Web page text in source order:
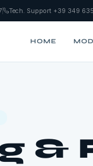
Tech. Support +39 349
HOME
&